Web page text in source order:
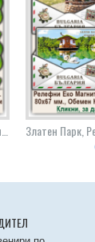
Златен Парк, Магнитни Детелини, Модел 21-1